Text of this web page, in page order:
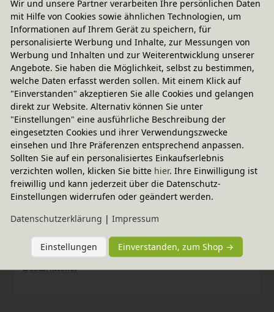
Die Matratze misst eine Gesamthöhe von 12 cm.
Die Ummantelung der hochwertigen Matratze ist
wählbar mit Schafschurwolle aus kontrolliert
biologischer Tierhaltung oder Baumwolle aus
kontrolliert biologischem Anbau.
Schafschurwollewärmt im Winter und kühlt im
Sommer. Schafwolle wirkt außerdem klimatisierend
und hat natürliche antibakterielle Eigenschaften.
Baumwolleaus kontrolliert biologischem Anbau
hingegen ist besonders gut für Allergiker geeignet.
Matratze ist vegan und enthält keine tierischen
Bestandteile.
Wir und unsere Partner verarbeiten Ihre persönlichen Daten
mit Hilfe von Cookies sowie ähnlichen Technologien, um
Informationen auf Ihrem Gerät zu speichern, für
personalisierte Werbung und Inhalte, zur Messungen von
Werbung und Inhalten und zur Weiterentwicklung unserer
Angebote. Sie haben die Möglichkeit, selbst zu bestimmen,
welche Daten erfasst werden sollen. Mit einem Klick auf
"Einverstanden" akzeptieren Sie alle Cookies und gelangen
direkt zur Website. Alternativ können Sie unter
"Einstellungen" eine ausführliche Beschreibung der
eingesetzten Cookies und ihrer Verwendungszwecke
einsehen und Ihre Präferenzen entsprechend anpassen.
Sollten Sie auf ein personalisiertes Einkaufserlebnis
verzichten wollen, klicken Sie bitte hier. Ihre Einwilligung ist
freiwillig und kann jederzeit über die Datenschutz-
Einstellungen widerrufen oder geändert werden.
Daten­schutz­erklärung | Impressum
Einstellungen Einverstanden, zum Shop →